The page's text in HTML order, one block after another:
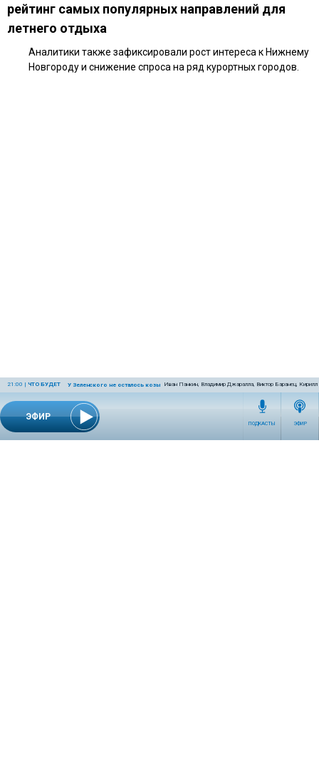
ЭФИР
21:00 | ЧТО БУДЕТ У Зеленского не осталось козырейИван Панкин, Владимир Джаралла, Виктор Баранец, Кирилл
ПОДКАСТЫ ЭФИР
рейтинг самых популярных направлений для
летнего отдыха
Аналитики также зафиксировали рост интереса к Нижнему
Новгороду и снижение спроса на ряд курортных городов.